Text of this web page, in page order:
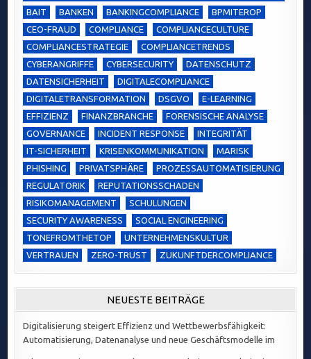
BAIT
BANKEN BANKINGCOMPLIANCE
BPMITEROP
CEO-FRAUD
COMPLIANCE
COMPLIANCECULTURE
COMPLIANCESTRATEGIE
COMPLIANCETRENDS
CYBERANGRIFFE
CYBERSECURITY
DATENSCHUTZ
DATENSICHERHEIT
DIGITALECOMPLIANCE
DIGITALETRANSFORMATION
DSGVO
E-LEARNING
EFFIZIENZ
FINANZBRANCHE
FORENSISCHE ANALYSE
GOVERNANCE
INCIDENT RESPONSE
INTEGRITÄT
IT-SICHERHEIT
KRISENKOMMUNIKATION
MARISK
PHISHING
PRIVATSPHÄRE
PROZESSAUTOMATISIERUNG
REGULATORIK
REPUTATIONSSCHADEN
RISIKOMANAGEMENT
SCHULUNGEN
SECURITY AWARENESS
SOCIAL ENGINEERING
TONEFROMTHETOP
UNTERNEHMENSKULTUR
VERTRAUEN
ZERO-TRUST ZUKUNFTDERCOMPLIANCE
NEUESTE BEITRÄGE
Digitalisierung steigert Effizienz und Wettbewerbsfähigkeit:
Automatisierung, Datenanalyse und neue Geschäftsmodelle im